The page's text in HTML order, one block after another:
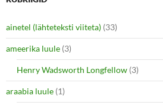
ainetel (lähteteksti viiteta) (33)
ameerika luule (3)
Henry Wadsworth Longfellow (3)
araabia luule (1)